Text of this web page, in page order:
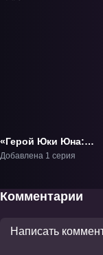
«Герой Юки Юна:
История Вашио
Добавлена 1 серия
Комментарии